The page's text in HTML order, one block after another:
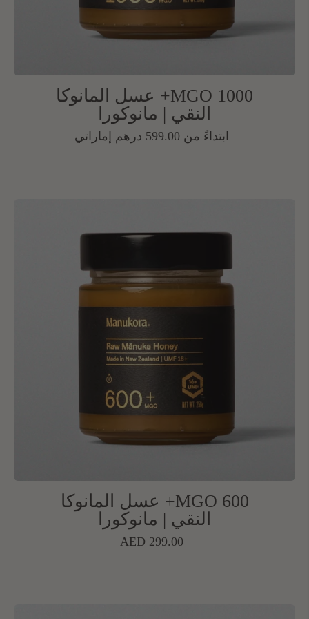
MGO 1000+ عسل المانوكا
النقي | مانوكورا
السعر
ابتداءً من 599.00 درهم إماراتي
MGO 600+ عسل المانوكا
النقي | مانوكورا
السعر
AED 299.00